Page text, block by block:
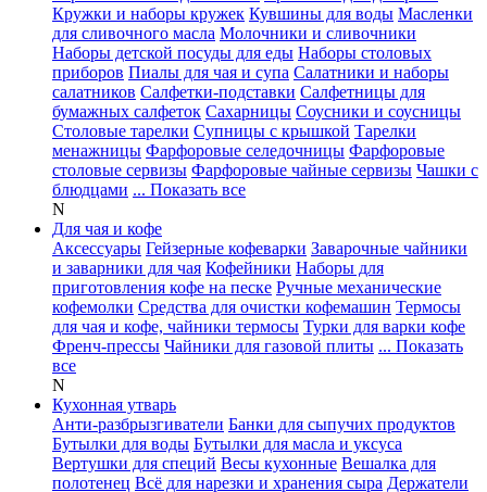
Кружки и наборы кружек Кувшины для воды Масленки
для сливочного масла Молочники и сливочники
Наборы детской посуды для еды Наборы столовых
приборов Пиалы для чая и супа Салатники и наборы
салатников Салфетки-подставки Салфетницы для
бумажных салфеток Сахарницы Соусники и соусницы
Столовые тарелки Супницы с крышкой Тарелки
менажницы Фарфоровые селедочницы Фарфоровые
столовые сервизы Фарфоровые чайные сервизы Чашки с
блюдцами ... Показать все
N
Для чая и кофе
Аксессуары Гейзерные кофеварки Заварочные чайники
и заварники для чая Кофейники Наборы для
приготовления кофе на песке Ручные механические
кофемолки Средства для очистки кофемашин Термосы
для чая и кофе, чайники термосы Турки для варки кофе
Френч-прессы Чайники для газовой плиты ... Показать
все
N
Кухонная утварь
Анти-разбрызгиватели Банки для сыпучих продуктов
Бутылки для воды Бутылки для масла и уксуса
Вертушки для специй Весы кухонные Вешалка для
полотенец Всё для нарезки и хранения сыра Держатели